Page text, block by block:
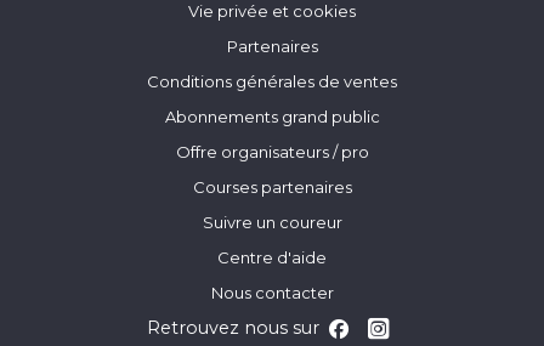
Vie privée et cookies
Partenaires
Conditions générales de ventes
Abonnements grand public
Offre organisateurs / pro
Courses partenaires
Suivre un coureur
Centre d'aide
Nous contacter
Retrouvez nous sur